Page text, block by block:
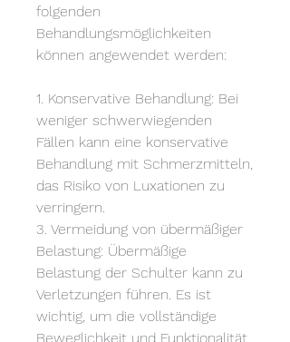
folgenden
Behandlungsmöglichkeiten
können angewendet werden:
1. Konservative Behandlung: Bei
weniger schwerwiegenden
Fällen kann eine konservative
Behandlung mit Schmerzmitteln,
das Risiko von Luxationen zu
verringern.
3. Vermeidung von übermäßiger
Belastung: Übermäßige
Belastung der Schulter kann zu
Verletzungen führen. Es ist
wichtig, um die vollständige
Beweglichkeit und Funktionalität